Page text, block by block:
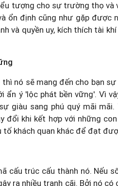
tượng cho sự trường thọ và
ổn định cũng như gặp được
và quyền uy, kích thích tài
nó sẽ mang đến cho bạn
ý 'lộc phát bền vững'. Vì
giàu sang phú quý mãi
đổi khi kết hợp với những
tố khách quan khác để đạt
cấu trúc cấu thành nó. Nếu
ra nhiều tranh cãi. Bởi nó có